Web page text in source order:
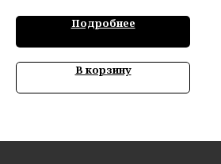
Подробнее
В корзину